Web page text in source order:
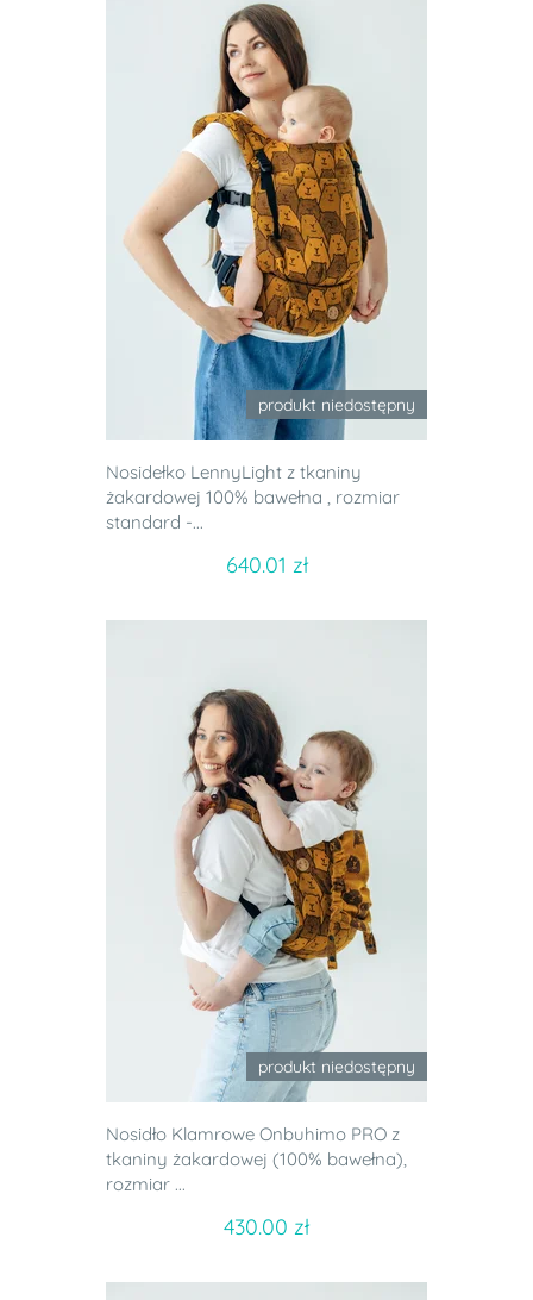
produkt niedostępny
Nosidełko LennyLight z tkaniny
żakardowej 100% bawełna , rozmiar
standard -...
640.01 zł
produkt niedostępny
Nosidło Klamrowe Onbuhimo PRO z
tkaniny żakardowej (100% bawełna),
rozmiar ...
430.00 zł